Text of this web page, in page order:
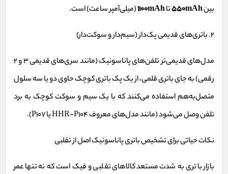
بین550mAhتا1100mAh(میلی‌آمپر ساعت) است.
۲. باتری‌های قدیمی پک‌دار (سیم‌دار و سوکت‌دار)
مدل‌های قدیمی‌تر تلفن‌های پاناسونیک (مانند سری‌های قدیمی ۳ و ۲
رقمی) به جای باتری قلمی، از یک پک باتری کوچک حاوی دو یا سه سلول
متصل‌به‌هم استفاده می‌کنند که با یک سیم و سوکت کوچک به برد
تلفن وصل می‌شود (مانند مدل‌های معروف HHR-P104 یا P107).
نکات حیاتی برای تشخیص باتری پاناسونیک اصل از تقلبی
بازار باتری به شدت مستعد کالاهای تقلبی و فیک است که نه تنها عمر